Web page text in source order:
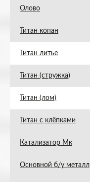
Олово
Титан копан
Титан литье
Титан (стружка)
Титан (лом)
Титан с клёпками
Катализатор Мк
Основной б/у металл